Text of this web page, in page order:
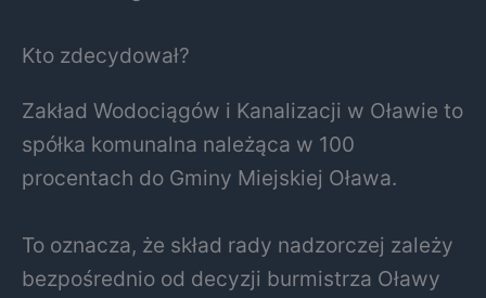
Kto zdecydował?
Zakład Wodociągów i Kanalizacji w Oławie to
spółka komunalna należąca w 100
procentach do Gminy Miejskiej Oława.
To oznacza, że skład rady nadzorczej zależy
bezpośrednio od decyzji burmistrza Oławy